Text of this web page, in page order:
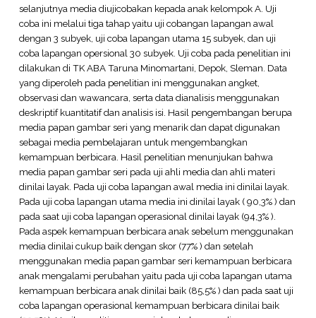
selanjutnya media diujicobakan kepada anak kelompok A. Uji
coba ini melalui tiga tahap yaitu uji cobangan lapangan awal
dengan 3 subyek, uji coba lapangan utama 15 subyek, dan uji
coba lapangan opersional 30 subyek. Uji coba pada penelitian ini
dilakukan di TK ABA Taruna Minomartani, Depok, Sleman. Data
yang diperoleh pada penelitian ini menggunakan angket,
observasi dan wawancara, serta data dianalisis menggunakan
deskriptif kuantitatif dan analisis isi. Hasil pengembangan berupa
media papan gambar seri yang menarik dan dapat digunakan
sebagai media pembelajaran untuk mengembangkan
kemampuan berbicara. Hasil penelitian menunjukan bahwa
media papan gambar seri pada uji ahli media dan ahli materi
dinilai layak. Pada uji coba lapangan awal media ini dinilai layak.
Pada uji coba lapangan utama media ini dinilai layak ( 90,3% ) dan
pada saat uji coba lapangan operasional dinilai layak (94,3% ).
Pada aspek kemampuan berbicara anak sebelum menggunakan
media dinilai cukup baik dengan skor (77% ) dan setelah
menggunakan media papan gambar seri kemampuan berbicara
anak mengalami perubahan yaitu pada uji coba lapangan utama
kemampuan berbicara anak dinilai baik (85,5% ) dan pada saat uji
coba lapangan operasional kemampuan berbicara dinilai baik